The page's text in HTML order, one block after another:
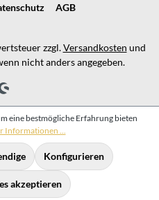
AGB
zzgl.Versandkosten und
nicht anders angegeben.
eine bestmögliche Erfahrung bieten
Informationen ...
Konfigurieren
akzeptieren